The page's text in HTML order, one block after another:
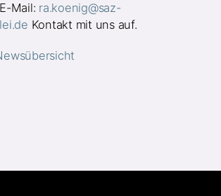
Mail: ra.koenig@saz-
Kontakt mit uns auf.